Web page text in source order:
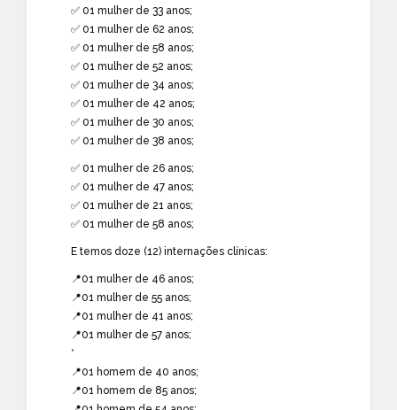
✅ 01 mulher de 33 anos;
✅ 01 mulher de 62 anos;
✅ 01 mulher de 58 anos;
✅ 01 mulher de 52 anos;
✅ 01 mulher de 34 anos;
✅ 01 mulher de 42 anos;
✅ 01 mulher de 30 anos;
✅ 01 mulher de 38 anos;
✅ 01 mulher de 26 anos;
✅ 01 mulher de 47 anos;
✅ 01 mulher de 21 anos;
✅ 01 mulher de 58 anos;
E temos doze (12) internações clínicas:
📍01 mulher de 46 anos;
📍01 mulher de 55 anos;
📍01 mulher de 41 anos;
📍01 mulher de 57 anos;
*
📍01 homem de 40 anos;
📍01 homem de 85 anos;